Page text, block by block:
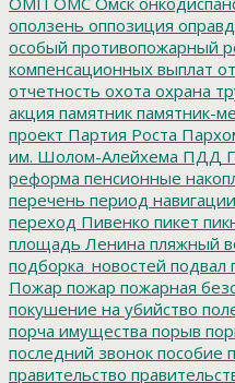
оползень оппозиция
особый противопожарный
компенсационных выплат
отчетность охота охрана
акция памятник памятник-
проект Партия Роста
им. Шолом-Алейхема ПДД
реформа пенсионные
перечень период навигации
переход Пивенко пикет
площадь Ленина пляжный
подборка_новостей подвал
Пожар пожар пожарная
покушение на убийство
порча имущества порыв
последний звонок пособие
правительство